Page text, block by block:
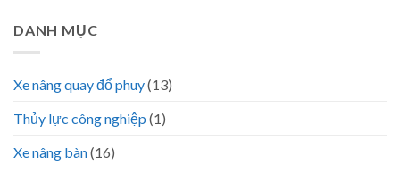
DANH MỤC
Xe nâng quay đổ phuy(13)
Thủy lực công nghiệp (1)
Xe nâng bàn(16)